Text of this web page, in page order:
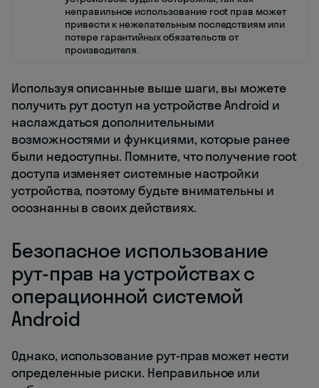
неправильное использование root прав может
привести к нежелательным последствиям или
потере гарантийных обязательств от
производителя.
Используя описанные выше шаги, вы можете
получить рут доступ на устройстве Android и
наслаждаться дополнительными
возможностями и функциями, которые ранее
были недоступны. Помните, что получение root
доступа изменяет системные настройки
устройства, поэтому будьте внимательны и
осознанны в своих действиях.
Безопасное использование
рут-прав на устройствах с
операционной системой
Android
Однако, использование рут-прав может нести
определенные риски. Неправильное или